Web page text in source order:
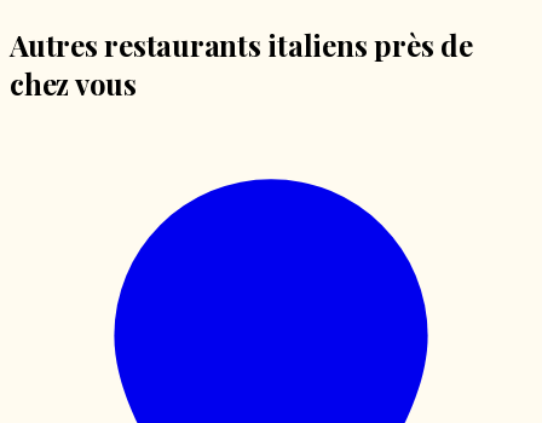
Autres restaurants italiens près de
chez vous